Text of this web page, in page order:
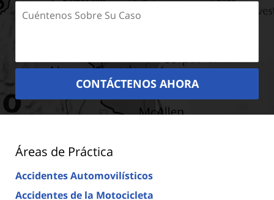
Cuéntenos
Sobre
CONTÁCTENOS AHORA
Áreas de Práctica
Accidentes Automovilísticos
Accidentes de la Motocicleta